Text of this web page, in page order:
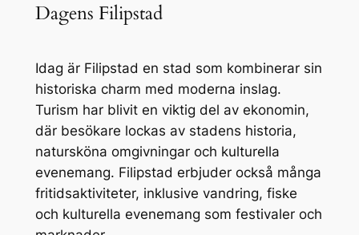
Dagens Filipstad
Idag är Filipstad en stad som kombinerar sin
historiska charm med moderna inslag.
Turism har blivit en viktig del av ekonomin,
där besökare lockas av stadens historia,
natursköna omgivningar och kulturella
evenemang. Filipstad erbjuder också många
fritidsaktiviteter, inklusive vandring, fiske
och kulturella evenemang som festivaler och